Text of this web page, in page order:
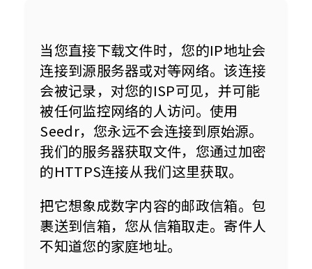
当您直接下载文件时，您的IP地址会
连接到源服务器或对等网络。该连接
会被记录，对您的ISP可见，并可能
被任何监控网络的人访问。使用
Seedr，您永远不会连接到原始源。
我们的服务器获取文件，您通过加密
的HTTPS连接从我们这里获取。
把它想象成数字内容的邮政信箱。包
裹送到信箱，您从信箱取走。寄件人
不知道您的家庭地址。